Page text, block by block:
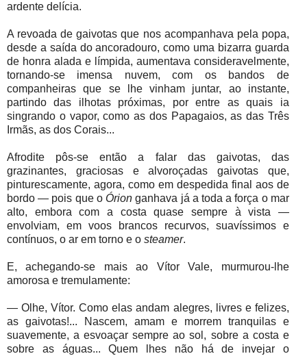
ardente delícia.
A revoada de gaivotas que nos acompanhava pela popa,
desde a saída do ancoradouro, como uma bizarra guarda
de honra alada e límpida, aumentava consideravelmente,
tornando-se imensa nuvem, com os bandos de
companheiras que se lhe vinham juntar, ao instante,
partindo das ilhotas próximas, por entre as quais ia
singrando o vapor, como as dos Papagaios, as das Três
Irmãs, as dos Corais...
Afrodite pôs-se então a falar das gaivotas, das
grazinantes, graciosas e alvoroçadas gaivotas que,
pinturescamente, agora, como em despedida final aos de
bordo — pois que o Órionganhava já a toda a força o mar
alto, embora com a costa quase sempre à vista —
envolviam, em voos brancos recurvos, suavíssimos e
contínuos, o ar em torno e o steamer.
E, achegando-se mais ao Vítor Vale, murmurou-lhe
amorosa e tremulamente:
— Olhe, Vítor. Como elas andam alegres, livres e felizes,
as gaivotas!... Nascem, amam e morrem tranquilas e
suavemente, a esvoaçar sempre ao sol, sobre a costa e
sobre as águas... Quem lhes não há de invejar o